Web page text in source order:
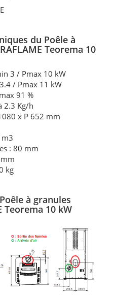
du Poêle à
Teorema 10
3 / Pmax 10 kW
/ Pmax 11 kW
91 %
2.3 Kg/h
x P 652 mm
: 80 mm
kg
à granules
Teorema 10 kW